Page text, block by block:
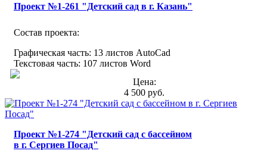
Проект №1-261 "Детский сад в г. Казань"
Состав проекта:
Графическая часть: 13 листов AutoCad
Текстовая часть: 107 листов Word
Цена:
4 500 руб.
Проект №1-274 "Детский сад с бассейном
в г. Сергиев Посад"